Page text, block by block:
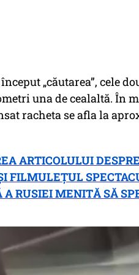
„căutarea”, cele
una de cealaltă. În
racheta se afla la
ARTICOLULUI
FILMULEȚUL
A RUSIEI MENITĂ SĂ